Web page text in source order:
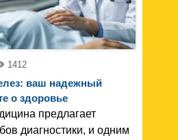
1412
ваш надежный
о здоровье
предлагает
диагностики, и одним